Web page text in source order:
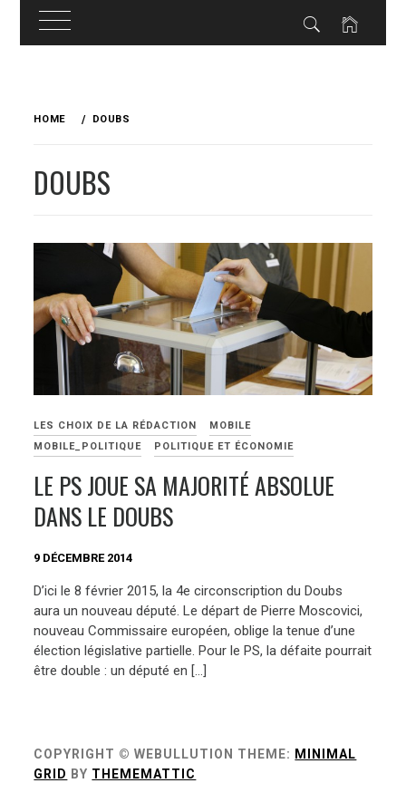
HOME DOUBS
DOUBS
LES CHOIX DE LA RÉDACTION
MOBILE
MOBILE_POLITIQUE
POLITIQUE ET ÉCONOMIE
LE PS JOUE SA MAJORITÉ ABSOLUE
DANS LE DOUBS
9 DÉCEMBRE 2014
D’ici le 8 février 2015, la 4e circonscription du Doubs
aura un nouveau député. Le départ de Pierre Moscovici,
nouveau Commissaire européen, oblige la tenue d’une
élection législative partielle. Pour le PS, la défaite pourrait
être double : un député en […]
COPYRIGHT © WEBULLUTION THEME: MINIMAL
GRID BY THEMEMATTIC